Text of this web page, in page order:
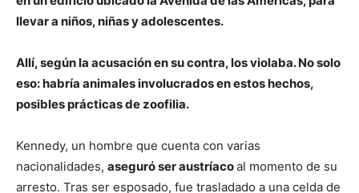
llevar a niños, niñas y adolescentes.
Allí, según la acusación en su contra, los violaba. No solo
eso: habría animales involucrados en estos hechos,
posibles prácticas de zoofilia.
Kennedy, un hombre que cuenta con varias
nacionalidades, aseguró ser austríacoal momento de su
arresto. Tras ser esposado, fue trasladado a una celda de